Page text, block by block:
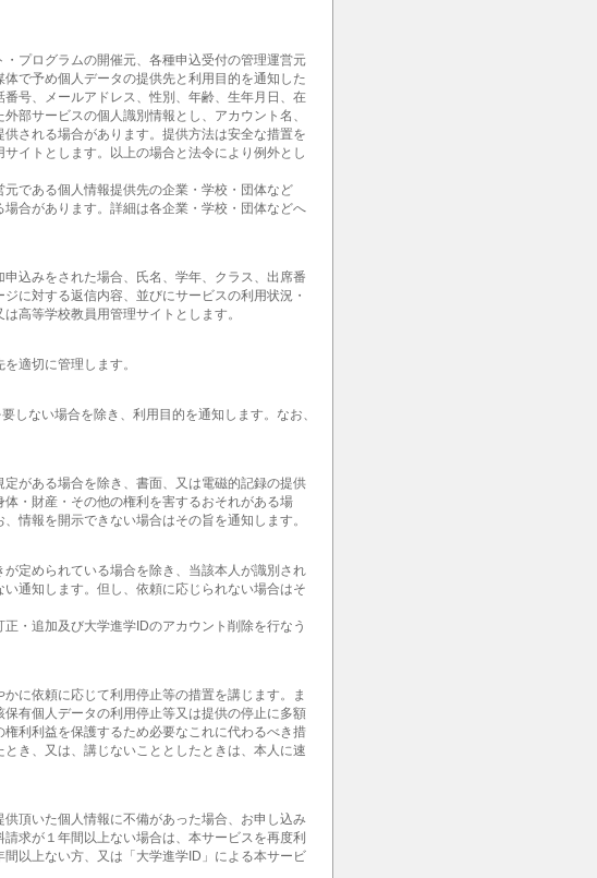
プログラムの開催元、各種申込受付の管理運営元
で予め個人データの提供先と利用目的を通知した
号、メールアドレス、性別、年齢、生年月日、在
部サービスの個人識別情報とし、アカウント名、
される場合があります。提供方法は安全な措置を
イトとします。以上の場合と法令により例外とし
である個人情報提供先の企業・学校・団体など
合があります。詳細は各企業・学校・団体などへ
込みをされた場合、氏名、学年、クラス、出席番
に対する返信内容、並びにサービスの利用状況・
高等学校教員用管理サイトとします。
適切に管理します。
しない場合を除き、利用目的を通知します。なお、
がある場合を除き、書面、又は電磁的記録の提供
・財産・その他の権利を害するおそれがある場
情報を開示できない場合はその旨を通知します。
定められている場合を除き、当該本人が識別され
通知します。但し、依頼に応じられない場合はそ
・追加及び大学進学IDのアカウント削除を行なう
に依頼に応じて利用停止等の措置を講じます。ま
有個人データの利用停止等又は提供の停止に多額
利利益を保護するため必要なこれに代わるべき措
き、又は、講じないこととしたときは、本人に速
頂いた個人情報に不備があった場合、お申し込み
求が１年間以上ない場合は、本サービスを再度利
以上ない方、又は「大学進学ID」による本サービ